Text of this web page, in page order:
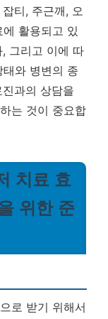
티, 주근깨, 오
활용되고 있
그리고 이에 따
와 병변의 종
과의 상담을
는 것이 중요합
치료 효
위한 준
로 받기 위해서